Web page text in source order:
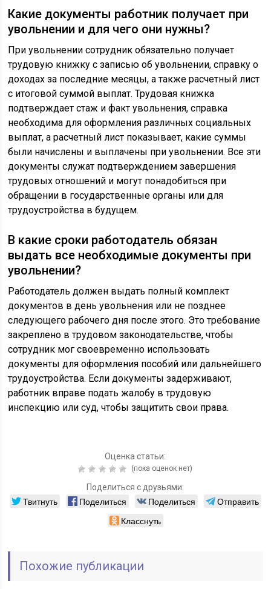
Какие документы работник получает при
увольнении и для чего они нужны?
При увольнении сотрудник обязательно получает
трудовую книжку с записью об увольнении, справку о
доходах за последние месяцы, а также расчетный лист
с итоговой суммой выплат. Трудовая книжка
подтверждает стаж и факт увольнения, справка
необходима для оформления различных социальных
выплат, а расчетный лист показывает, какие суммы
были начислены и выплачены при увольнении. Все эти
документы служат подтверждением завершения
трудовых отношений и могут понадобиться при
обращении в государственные органы или для
трудоустройства в будущем.
В какие сроки работодатель обязан
выдать все необходимые документы при
увольнении?
Работодатель должен выдать полный комплект
документов в день увольнения или не позднее
следующего рабочего дня после этого. Это требование
закреплено в трудовом законодательстве, чтобы
сотрудник мог своевременно использовать
документы для оформления пособий или дальнейшего
трудоустройства. Если документы задерживают,
работник вправе подать жалобу в трудовую
инспекцию или суд, чтобы защитить свои права.
Оценка статьи:
(пока оценок нет)
Поделиться с друзьями:
Твитнуть Поделиться Поделиться
Отправить
Класснуть
Похожие публикации